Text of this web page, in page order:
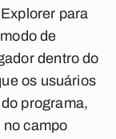
para
de
dentro do
os usuários
programa,
no campo